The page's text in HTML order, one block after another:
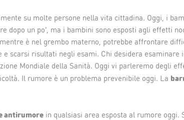
su molte persone nella vita cittadina. Oggi, i
dopo un po’, ma i bambini sono esposti agli effetti
è nel grembo materno, potrebbe affrontare
e scarsi risultati negli esami. Chi desidera
Mondiale della Sanità. Oggi vi parleremo degli
Il rumore è un problema prevenibile oggi. La
antirumore in qualsiasi area esposta al rumore oggi.